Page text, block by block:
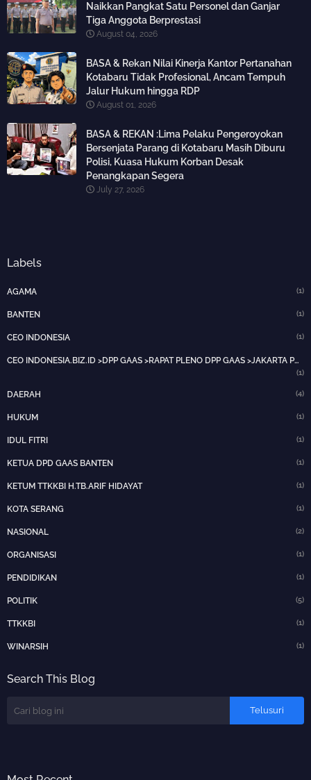
Naikkan Pangkat Satu Personel dan Ganjar
Tiga Anggota Berprestasi
August 04, 2026
BASA & Rekan Nilai Kinerja Kantor Pertanahan
Kotabaru Tidak Profesional, Ancam Tempuh
Jalur Hukum hingga RDP
August 01, 2026
BASA & REKAN :Lima Pelaku Pengeroyokan
Bersenjata Parang di Kotabaru Masih Diburu
Polisi, Kuasa Hukum Korban Desak
Penangkapan Segera
July 27, 2026
Labels
AGAMA (1)
BANTEN (1)
CEO INDONESIA (1)
CEO INDONESIA.BIZ.ID >DPP GAAS >RAPAT PLENO DPP GAAS >JAKARTA PUSAT>HOTNEWS>
(1)
DAERAH (4)
HUKUM (1)
IDUL FITRI (1)
KETUA DPD GAAS BANTEN (1)
KETUM TTKKBI H.TB.ARIF HIDAYAT (1)
KOTA SERANG (1)
NASIONAL (2)
ORGANISASI (1)
PENDIDIKAN (1)
POLITIK (5)
TTKKBI (1)
WINARSIH (1)
Search This Blog